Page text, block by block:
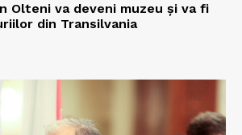
Olteni va deveni muzeu şi va fi
din Transilvania